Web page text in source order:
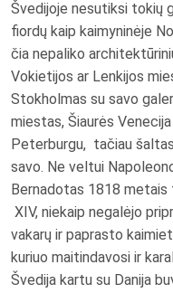
Švedijoje nesutiksi tokių
fiordų kaip kaimyninėje
čia nepaliko
Vokietijos ar Lenkijos
Stokholmas su savo
miestas, Šiaurės
Peterburgu, tačiau
savo. Ne veltui
Bernadotas 1818 metais
XIV, niekaip negalėjo
vakarų ir paprasto
kuriuo maitindavosi ir
Švedija kartu su Danija